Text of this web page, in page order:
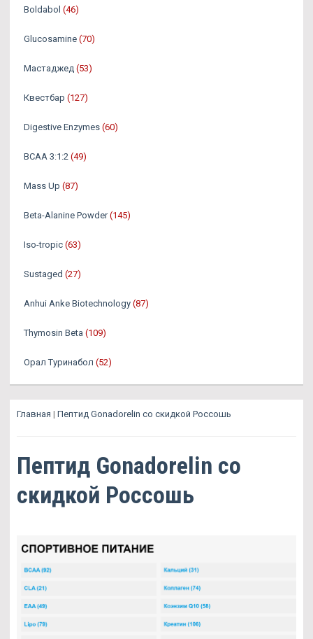
Boldabol (46)
Glucosamine (70)
Мастаджед (53)
Квестбар (127)
Digestive Enzymes (60)
BCAA 3:1:2 (49)
Mass Up (87)
Beta-Alanine Powder (145)
Iso-tropic (63)
Sustaged (27)
Anhui Anke Biotechnology (87)
Thymosin Beta (109)
Орал Туринабол (52)
Главная | Пептид Gonadorelin со скидкой Россошь
Пептид Gonadorelin со
скидкой Россошь